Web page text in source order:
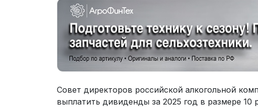
Совет директоров российской алкогольной
выплатить дивиденды за 2025 год в размере